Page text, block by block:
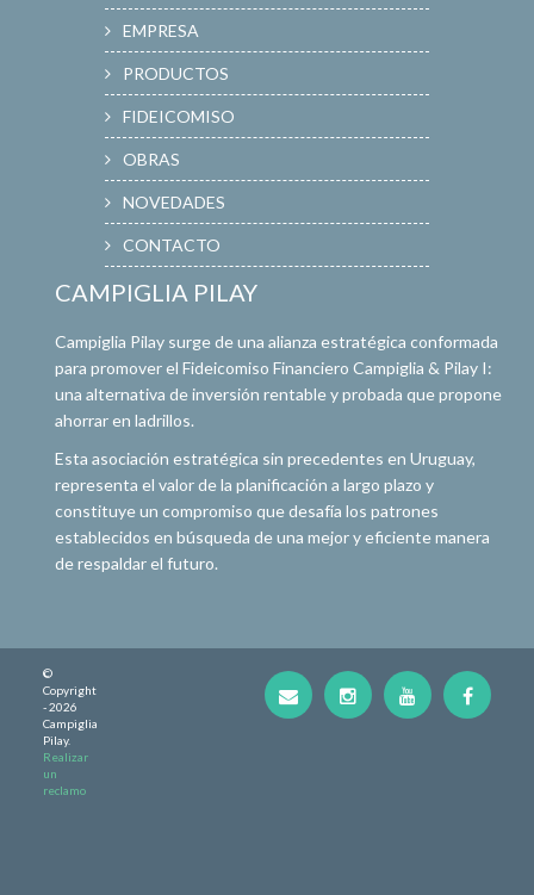
EMPRESA
PRODUCTOS
FIDEICOMISO
OBRAS
NOVEDADES
CONTACTO
CAMPIGLIA PILAY
Campiglia Pilay surge de una alianza estratégica conformada
para promover el Fideicomiso Financiero Campiglia & Pilay I:
una alternativa de inversión rentable y probada que propone
ahorrar en ladrillos.
Esta asociación estratégica sin precedentes en Uruguay,
representa el valor de la planificación a largo plazo y
constituye un compromiso que desafía los patrones
establecidos en búsqueda de una mejor y eficiente manera
de respaldar el futuro.
©
Copyright
- 2026
Campiglia
Pilay.
Realizar
un
reclamo